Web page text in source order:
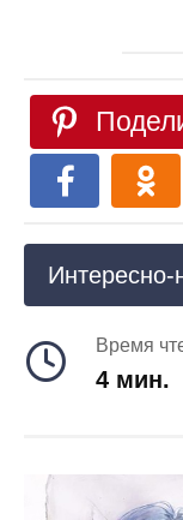
Интересно-
Время
4 мин.